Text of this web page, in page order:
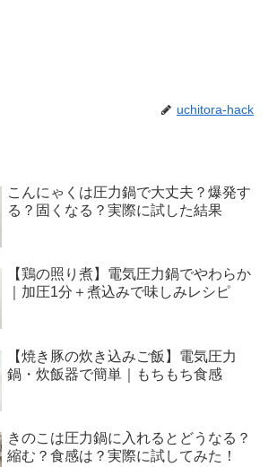
uchitora-hack
こんにゃくは圧力鍋で大丈夫？爆発す
る？固くなる？実際に試した結果
【鶏の照り煮】電気圧力鍋でやわらか
｜加圧1分＋煮込みで味しみレシピ
【焼き豚の炊き込みご飯】電気圧力
鍋・炊飯器で簡単｜もちもち食感
きのこは圧力鍋に入れるとどうなる？
縮む？食感は？実際に試してみた！